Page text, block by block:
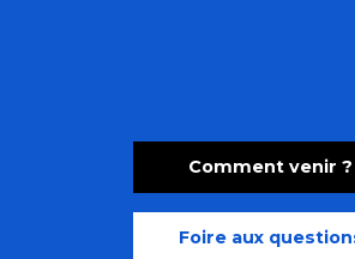
Comment venir ?
Foire aux